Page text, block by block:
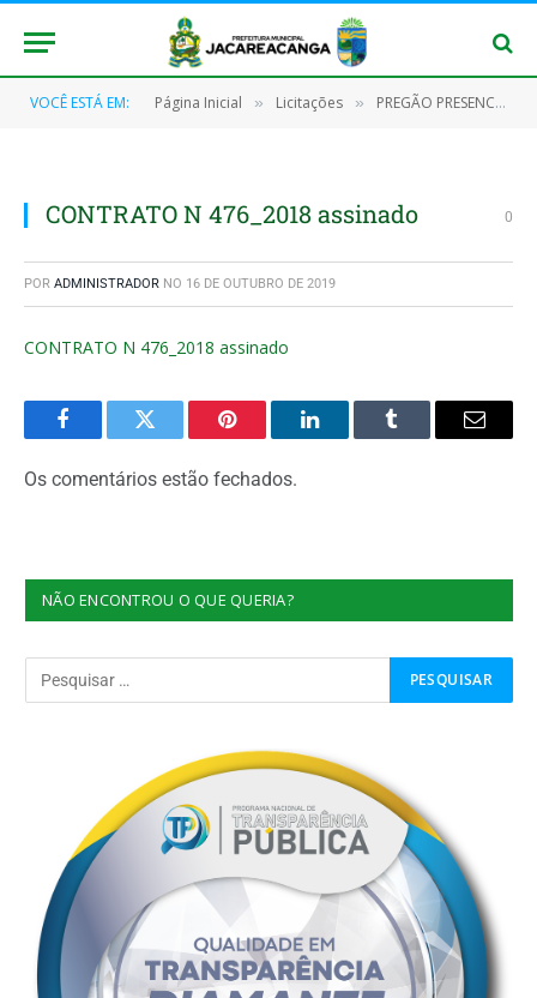
VOCÊ ESTÁ EM: Página Inicial » Licitações » PREGÃO PRESENCIAL SRP Nº 038/2017
CONTRATO N 476_2018 assinado 0
POR ADMINISTRADOR NO 16 DE OUTUBRO DE 2019
CONTRATO N 476_2018 assinado
FacebookTwitter Pinterest O
Tumblr
E-
Os comentários estão fechados.
NÃO ENCONTROU O QUE QUERIA?